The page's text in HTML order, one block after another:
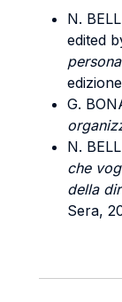
N.
edited
G.
N.
che
della
Sera,